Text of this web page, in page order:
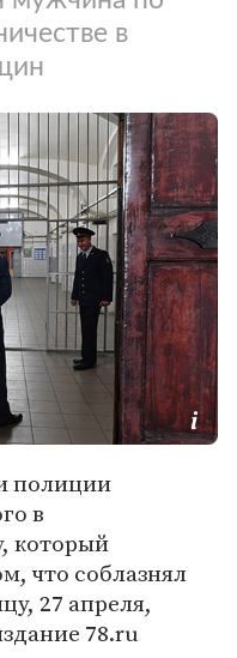
в
полиции
в
который
что соблазнял
27 апреля,
78.ru